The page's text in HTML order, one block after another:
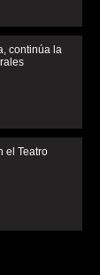
continúa la
el Teatro